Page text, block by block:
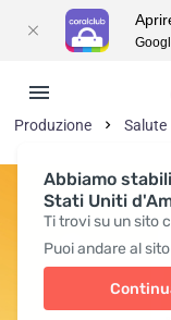
Abbiamo
Stati Uniti
Ti trovi su un sito
Puoi andare al
Produzione Salute